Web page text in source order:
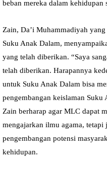
beban mereka dalam kehidupan
Zain, Da’i Muhammadiyah
Suku Anak Dalam,
yang telah diberikan. “Saya
telah diberikan. Harapannya
untuk Suku Anak Dalam bisa
pengembangan keislaman
Zain berharap agar MLC dapat
mengajarkan ilmu agama, tetapi
pengembangan potensi
kehidupan.